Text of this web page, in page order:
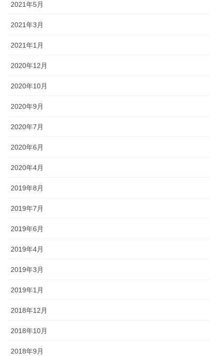
2021年5月
2021年3月
2021年1月
2020年12月
2020年10月
2020年9月
2020年7月
2020年6月
2020年4月
2019年8月
2019年7月
2019年6月
2019年4月
2019年3月
2019年1月
2018年12月
2018年10月
2018年9月